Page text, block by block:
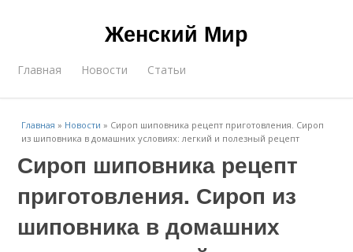
Женский Мир
Главная Новости Статьи
Главная » Новости » Сироп шиповника рецепт приготовления. Сироп
из шиповника в домашних условиях: легкий и полезный рецепт
Сироп шиповника рецепт
приготовления. Сироп из
шиповника в домашних